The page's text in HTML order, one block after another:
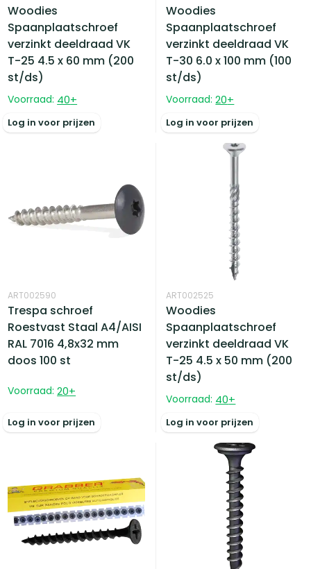
Woodies
Spaanplaatschroef
verzinkt deeldraad VK
T-25 4.5 x 60 mm (200
st/ds)
Voorraad: 40+
Log in voor prijzen
Woodies
Spaanplaatschroef
verzinkt deeldraad VK
T-30 6.0 x 100 mm (100
st/ds)
Voorraad: 20+
Log in voor prijzen
ART002590
Trespa schroef
Roestvast Staal A4/AISI
RAL 7016 4,8x32 mm
doos 100 st
Voorraad: 20+
Log in voor prijzen
ART002525
Woodies
Spaanplaatschroef
verzinkt deeldraad VK
T-25 4.5 x 50 mm (200
st/ds)
Voorraad: 40+
Log in voor prijzen